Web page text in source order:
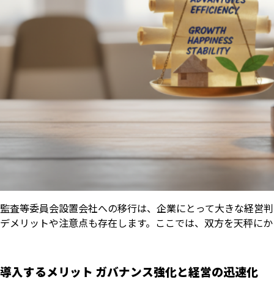
監査等委員会設置会社への移行は、企業にとって大きな経営
デメリットや注意点も存在します。ここでは、双方を天秤に
導入するメリット ガバナンス強化と経営の迅速化